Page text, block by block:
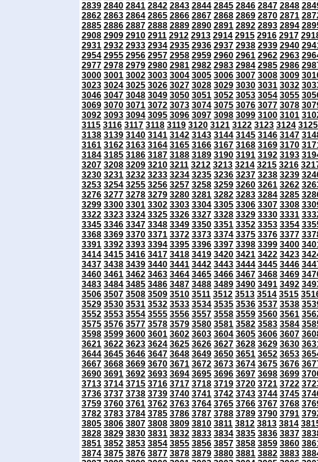
2839 2840 2841 2842 2843 2844 2845 2846 2847 2848
2862 2863 2864 2865 2866 2867 2868 2869 2870 2871
2885 2886 2887 2888 2889 2890 2891 2892 2893 2894
2908 2909 2910 2911 2912 2913 2914 2915 2916 2917
2931 2932 2933 2934 2935 2936 2937 2938 2939 2940
2954 2955 2956 2957 2958 2959 2960 2961 2962 2963
2977 2978 2979 2980 2981 2982 2983 2984 2985 2986
3000 3001 3002 3003 3004 3005 3006 3007 3008 3009
3023 3024 3025 3026 3027 3028 3029 3030 3031 3032
3046 3047 3048 3049 3050 3051 3052 3053 3054 3055
3069 3070 3071 3072 3073 3074 3075 3076 3077 3078
3092 3093 3094 3095 3096 3097 3098 3099 3100 3101
3115 3116 3117 3118 3119 3120 3121 3122 3123 3124 3125
3138 3139 3140 3141 3142 3143 3144 3145 3146 3147
3161 3162 3163 3164 3165 3166 3167 3168 3169 3170
3184 3185 3186 3187 3188 3189 3190 3191 3192 3193
3207 3208 3209 3210 3211 3212 3213 3214 3215 3216
3230 3231 3232 3233 3234 3235 3236 3237 3238 3239
3253 3254 3255 3256 3257 3258 3259 3260 3261 3262
3276 3277 3278 3279 3280 3281 3282 3283 3284 3285
3299 3300 3301 3302 3303 3304 3305 3306 3307 3308
3322 3323 3324 3325 3326 3327 3328 3329 3330 3331
3345 3346 3347 3348 3349 3350 3351 3352 3353 3354
3368 3369 3370 3371 3372 3373 3374 3375 3376 3377
3391 3392 3393 3394 3395 3396 3397 3398 3399 3400
3414 3415 3416 3417 3418 3419 3420 3421 3422 3423
3437 3438 3439 3440 3441 3442 3443 3444 3445 3446
3460 3461 3462 3463 3464 3465 3466 3467 3468 3469
3483 3484 3485 3486 3487 3488 3489 3490 3491 3492
3506 3507 3508 3509 3510 3511 3512 3513 3514 3515
3529 3530 3531 3532 3533 3534 3535 3536 3537 3538
3552 3553 3554 3555 3556 3557 3558 3559 3560 3561
3575 3576 3577 3578 3579 3580 3581 3582 3583 3584
3598 3599 3600 3601 3602 3603 3604 3605 3606 3607
3621 3622 3623 3624 3625 3626 3627 3628 3629 3630
3644 3645 3646 3647 3648 3649 3650 3651 3652 3653
3667 3668 3669 3670 3671 3672 3673 3674 3675 3676
3690 3691 3692 3693 3694 3695 3696 3697 3698 3699
3713 3714 3715 3716 3717 3718 3719 3720 3721 3722
3736 3737 3738 3739 3740 3741 3742 3743 3744 3745
3759 3760 3761 3762 3763 3764 3765 3766 3767 3768
3782 3783 3784 3785 3786 3787 3788 3789 3790 3791
3805 3806 3807 3808 3809 3810 3811 3812 3813 3814
3828 3829 3830 3831 3832 3833 3834 3835 3836 3837
3851 3852 3853 3854 3855 3856 3857 3858 3859 3860
3874 3875 3876 3877 3878 3879 3880 3881 3882 3883